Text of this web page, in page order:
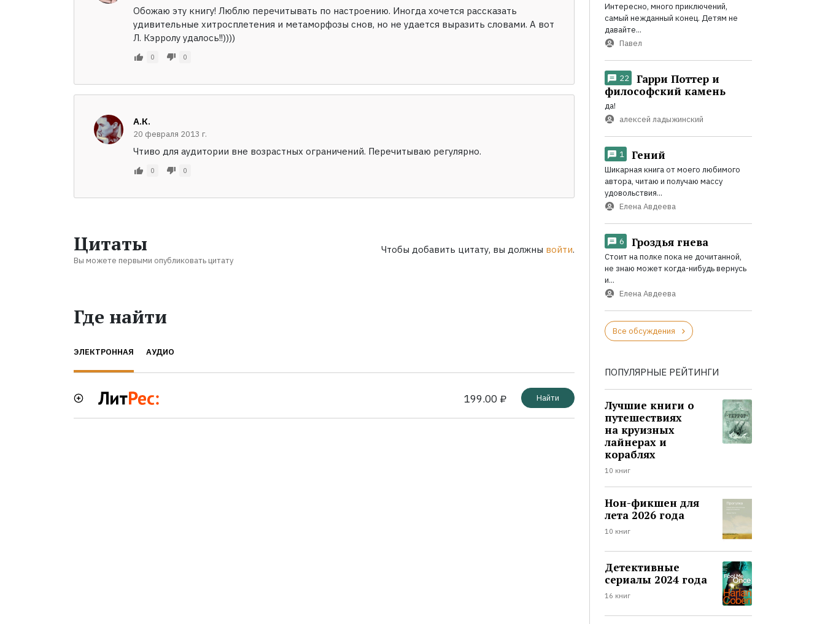
Обожаю эту книгу! Люблю перечитывать по настроению. Иногда хочется рассказать
удивительные хитросплетения и метаморфозы снов, но не удается выразить словами. А вот
Л. Кэрролу удалось!!))))
0 0
A.К.
20 февраля 2013 г.
Чтиво для аудитории вне возрастных ограничений. Перечитываю регулярно.
0 0
Цитаты
Вы можете первыми опубликовать цитату
Чтобы добавить цитату, вы должны войти.
Где найти
ЭЛЕКТРОННАЯ АУДИО
199.00 ₽ Найти
Интересно, много приключений,
самый нежданный конец. Детям не
давайте...
Павел
22
Гарри Поттер и
философский камень
да!
алексей ладыжинский
1 Гений
Шикарная книга от моего любимого
автора, читаю и получаю массу
удовольствия...
Елена Авдеева
6 Гроздья гнева
Стоит на полке пока не дочитанной,
не знаю может когда-нибудь вернусь
и...
Елена Авдеева
Все обсуждения
ПОПУЛЯРНЫЕ РЕЙТИНГИ
Лучшие книги о
путешествиях
на круизных
лайнерах и
кораблях
10 книг
Нон-фикшен для
лета 2026 года
10 книг
Детективные
сериалы 2024 года
16 книг